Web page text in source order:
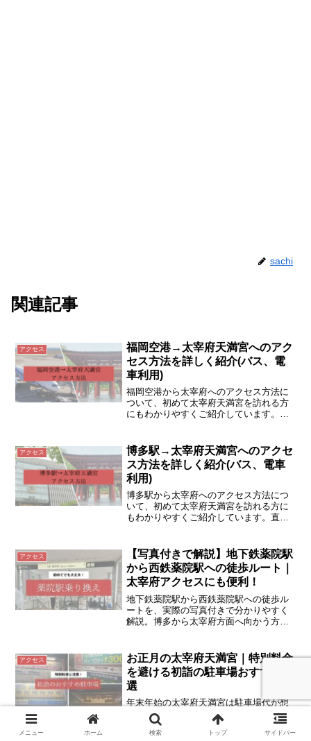
sachi
関連記事
アクセス
福岡空港→太宰府天満宮へのアク
セス方法を詳しく紹介(バス、電
車利用)
福岡空港から太宰府へのアクセス方法に
ついて、初めて太宰府天満宮を訪れる方
にもわかりやすくご紹介しています。直
アクセス
博多駅→太宰府天満宮へのアクセ
ス方法を詳しく紹介(バス、電車
利用)
博多駅から太宰府へのアクセス方法につ
いて、初めて太宰府天満宮を訪れる方に
もわかりやすくご紹介しています。直行
アクセス
【写真付きで解説】地下鉄薬院駅
から西鉄薬院駅への徒歩ルート｜
太宰府アクセスにも便利！
地下鉄薬院駅から西鉄薬院駅への徒歩ル
ートを、実際の写真付きで分かりやすく
解説。博多から太宰府方面へ向かう方に
アクセス
お正月の太宰府天満宮｜特別料金
を避ける初詣の駐車場おすすめ3
選
年末年始の太宰府天満宮は駐車場代が想
像以上に高額。知らずに停めると数千円
かかることも。特別料金でも安いおすす
め駐車場を分かりやすく解説します。
メニュー ホーム 検索 トップ サイドバー